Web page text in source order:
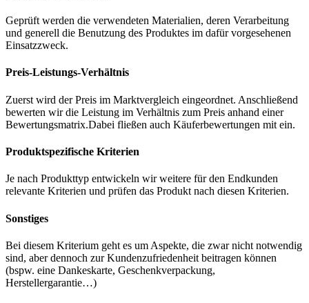
Geprüft werden die verwendeten Materialien, deren Verarbeitung
und generell die Benutzung des Produktes im dafür vorgesehenen
Einsatzzweck.
Preis-Leistungs-Verhältnis
Zuerst wird der Preis im Marktvergleich eingeordnet. Anschließend
bewerten wir die Leistung im Verhältnis zum Preis anhand einer
Bewertungsmatrix.Dabei fließen auch Käuferbewertungen mit ein.
Produktspezifische Kriterien
Je nach Produkttyp entwickeln wir weitere für den Endkunden
relevante Kriterien und prüfen das Produkt nach diesen Kriterien.
Sonstiges
Bei diesem Kriterium geht es um Aspekte, die zwar nicht notwendig
sind, aber dennoch zur Kundenzufriedenheit beitragen können
(bspw. eine Dankeskarte, Geschenkverpackung,
Herstellergarantie…)